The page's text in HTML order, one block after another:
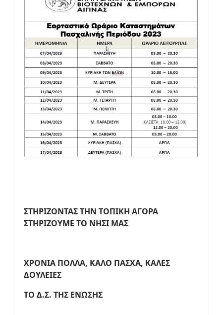
ΣΤΗΡΙΖΟΝΤΑΣ ΤΗΝ ΤΟΠΙΚΗ ΑΓΟΡΑ
ΣΤΗΡΙΖΟΥΜΕ ΤΟ ΝΗΣΙ ΜΑΣ
ΧΡΟΝΙΑ ΠΟΛΛΑ, ΚΑΛΟ ΠΑΣΧΑ, ΚΑΛΕΣ
ΔΟΥΛΕΙΕΣ
ΤΟ Δ.Σ. ΤΗΣ ΕΝΩΣΗΣ